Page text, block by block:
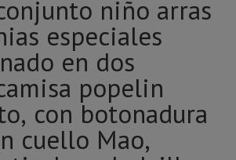
niño arras
especiales
en dos
popelin
con botonadura
cuello Mao,